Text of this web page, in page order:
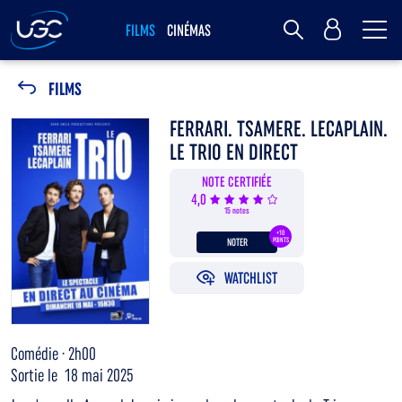
FILMS CINÉMAS MY UGC
FILMS
FERRARI. TSAMERE. LECAPLAIN.
LE TRIO EN DIRECT
NOTE CERTIFIÉE
4,0
15 notes
+10
POINTS
NOTER
WATCHLIST
Comédie · 2h00
Sortie le 18 mai 2025